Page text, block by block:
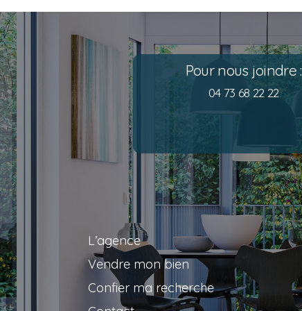
Pour nous joindre :
04 73 68 22 22
L’agence
Vendre mon bien
Confier ma recherche